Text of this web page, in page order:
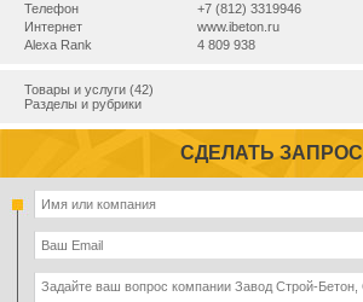
Телефон
+7 (812) 3319946
Интернет
www.ibeton.ru
Alexa Rank
4 809 938
Товары и услуги (42)
Разделы и рубрики
СДЕЛАТЬ ЗАПРОС